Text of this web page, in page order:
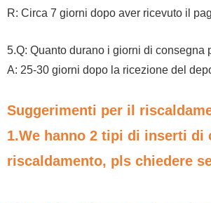
R: Circa 7 giorni dopo aver ricevuto il
5.Q: Quanto durano i giorni di consegna
A: 25-30 giorni dopo la ricezione del
Suggerimenti per il
1.We hanno 2 tipi di inserti di
riscaldamento, pls chiedere